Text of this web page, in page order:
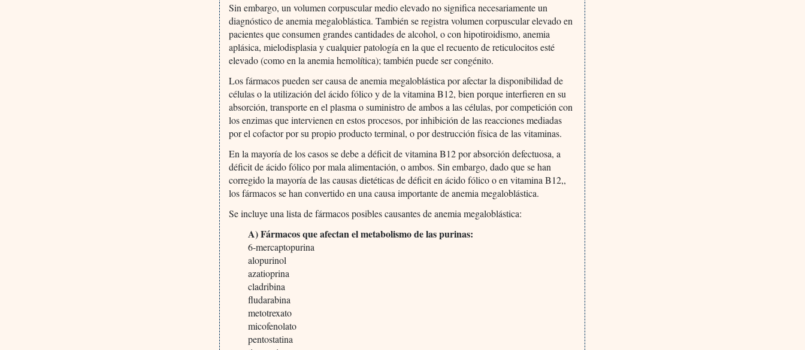
Sin embargo, un volumen corpuscular medio elevado no significa necesariamente un
diagnóstico de anemia megaloblástica. También se registra volumen corpuscular elevado en
pacientes que consumen grandes cantidades de alcohol, o con hipotiroidismo, anemia
aplásica, mielodisplasia y cualquier patología en la que el recuento de reticulocitos esté
elevado (como en la anemia hemolítica); también puede ser congénito.
Los fármacos pueden ser causa de anemia megaloblástica por afectar la disponibilidad de
células o la utilización del ácido fólico y de la vitamina B12, bien porque interfieren en su
absorción, transporte en el plasma o suministro de ambos a las células, por competición con
los enzimas que intervienen en estos procesos, por inhibición de las reacciones mediadas
por el cofactor por su propio producto terminal, o por destrucción física de las vitaminas.
En la mayoría de los casos se debe a déficit de vitamina B12 por absorción defectuosa, a
déficit de ácido fólico por mala alimentación, o ambos. Sin embargo, dado que se han
corregido la mayoría de las causas dietéticas de déficit en ácido fólico o en vitamina B12,,
los fármacos se han convertido en una causa importante de anemia megaloblástica.
Se incluye una lista de fármacos posibles causantes de anemia megaloblástica:
A) Fármacos que afectan el metabolismo de las purinas:
6-mercaptopurina
alopurinol
azatioprina
cladribina
fludarabina
metotrexato
micofenolato
pentostatina